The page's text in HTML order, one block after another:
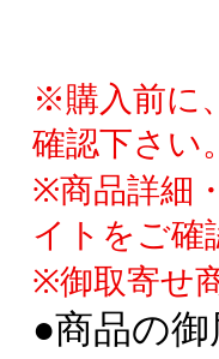
※購入前に
確認下さい
※商品詳細
イトをご確
※御取寄せ
●商品の